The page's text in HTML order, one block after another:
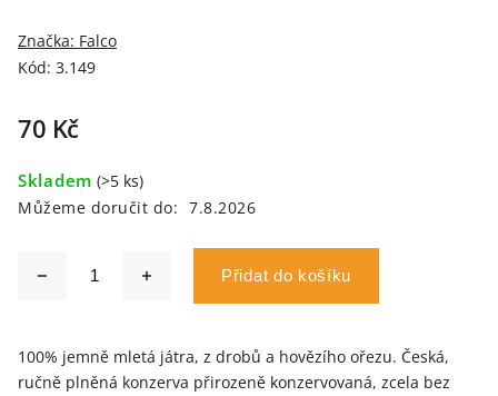
Kód: 3.149
Značka: Falco
70 Kč
Skladem (>5 ks)
Můžeme doručit do: 7.8.2026
Přidat do košíku
100% jemně mletá játra, z drobů a hovězího ořezu. Česká,
ručně plněná konzerva přirozeně konzervovaná, zcela bez